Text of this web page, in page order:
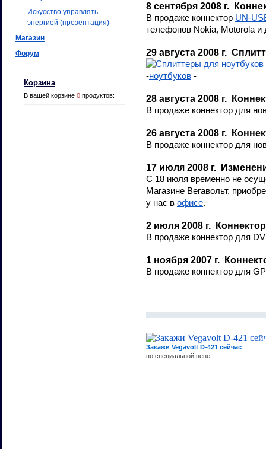
Искусство управлять
энергией (презентация)
Магазин
Форум
Корзина
В вашей корзине 0 продуктов:
8 сентября 2008 г.
В продаже коннектор UN-
телефонов Nokia, Motorola и
29 августа 2008 г.
-ноутбуков -
28 августа 2008 г.
В продаже коннектор для
26 августа 2008 г.
В продаже коннектор для
17 июля 2008 г.
С 18 июля временно не
Магазине Вегавольт,
у нас в офисе.
2 июля 2008 г.
В продаже коннектор для
1 ноября 2007 г.
В продаже коннектор для
Закажи Vegavolt D-421 сейчас
по специальной цене.